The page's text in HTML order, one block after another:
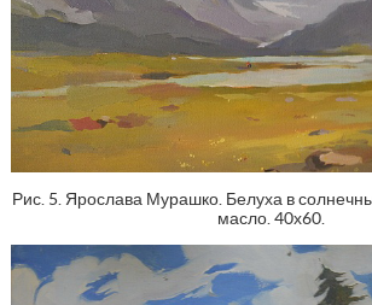
Рис. 5. Ярослава Мурашко. Белуха в
масло. 40х60.